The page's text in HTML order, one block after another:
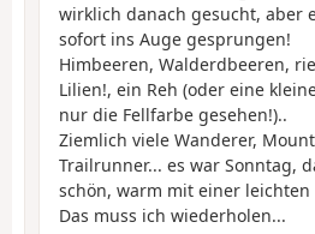
wirklich danach gesucht, aber
sofort ins Auge gesprungen!
Himbeeren, Walderdbeeren,
Lilien!, ein Reh (oder eine
nur die Fellfarbe gesehen!)..
Ziemlich viele Wanderer,
Trailrunner... es war Sonntag,
schön, warm mit einer leichten
Das muss ich wiederholen...